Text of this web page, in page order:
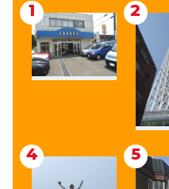
1 2
4 5